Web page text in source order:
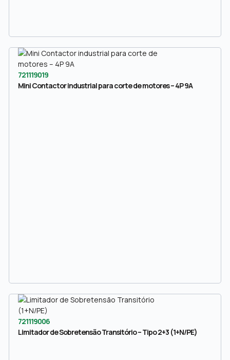
721119019
Mini Contactor industrial para corte de motores – 4P 9A
721119006
Limitador de Sobretensão Transitório – Tipo 2+3 (1+N/PE)